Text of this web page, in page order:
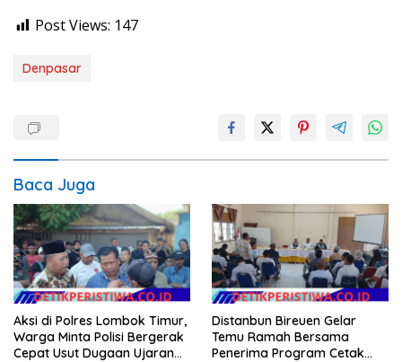
Post Views: 147
Denpasar
Baca Juga
Aksi di Polres Lombok Timur,
Warga Minta Polisi Bergerak
Cepat Usut Dugaan Ujaran
Distanbun Bireuen Gelar
Temu Ramah Bersama
Penerima Program Cetak